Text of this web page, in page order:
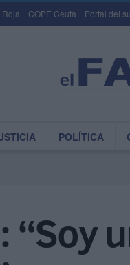
Roja COPE Ceuta Portal del
POLÍTICA
“Soy